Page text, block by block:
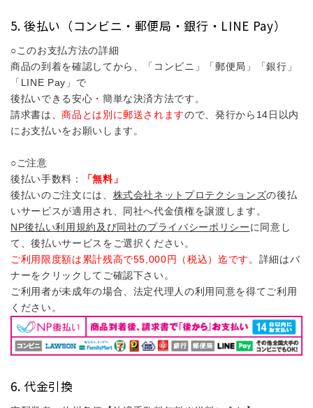
後払い（コンビニ・郵便局・銀行・LINE Pay）
○このお支払方法の詳細
商品の到着を確認してから、「コンビニ」「郵便局」「銀行」
「LINE Pay」で
後払いできる安心・簡単な決済方法です。
請求書は、商品とは別に郵送されますので、発行から14日以内
にお支払いをお願いします。
○ご注意
後払い手数料：
「無料」
後払いのご注文には、 株式会社ネットプロテクションズの後払
いサービスが適用され、同社へ代金債権を譲渡します。
NP後払い利用規約及び同社のプライバシーポリシーに同意し
て、後払いサービスをご選択ください。
ご利用限度額は累計残高で55,000円（税込）迄です。 詳細はバ
ナーをクリックしてご確認下さい。
ご利用者が未成年の場合、法定代理人の利用同意を得てご利用
ください。
代金引換